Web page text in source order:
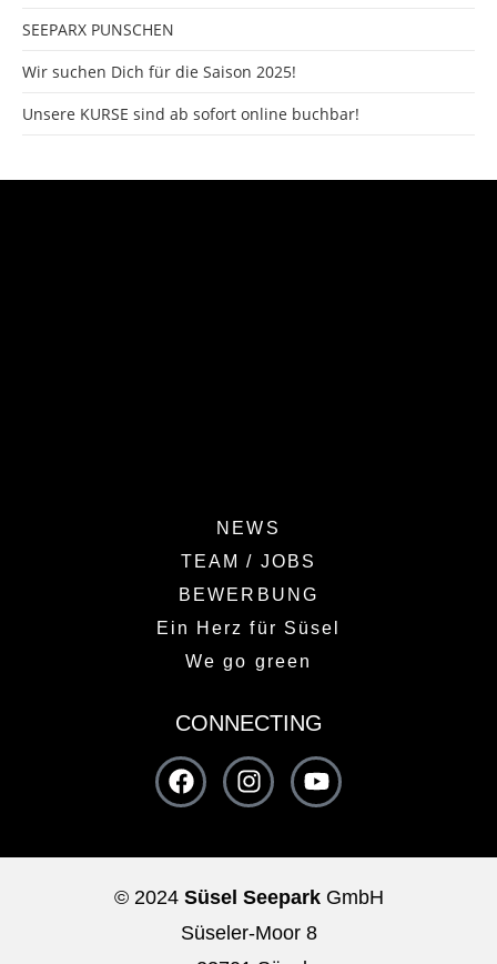
SEEPARX PUNSCHEN
Wir suchen Dich für die Saison 2025!
Unsere KURSE sind ab sofort online buchbar!
NEWS
TEAM / JOBS
BEWERBUNG
Ein Herz für Süsel
We go green
CONNECTING
© 2024 Süsel SeeparkGmbH
Süseler-Moor 8